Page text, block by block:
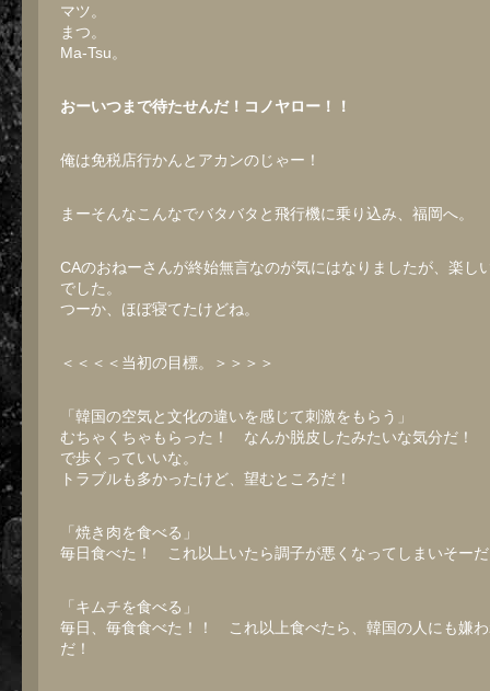
マツ。
まつ。
Ma-Tsu。
おーいつまで待たせんだ！コノヤロー！！
俺は免税店行かんとアカンのじゃー！
まーそんなこんなでバタバタと飛行機に乗り込み、福岡へ。
CAのおねーさんが終始無言なのが気にはなりましたが、楽し
でした。
つーか、ほぼ寝てたけどね。
＜＜＜＜当初の目標。＞＞＞＞
「韓国の空気と文化の違いを感じて刺激をもらう」
むちゃくちゃもらった！ なんか脱皮したみたいな気分だ！
で歩くっていいな。
トラブルも多かったけど、望むところだ！
「焼き肉を食べる」
毎日食べた！ これ以上いたら調子が悪くなってしまいそー
「キムチを食べる」
毎日、毎食食べた！！ これ以上食べたら、韓国の人にも嫌
だ！